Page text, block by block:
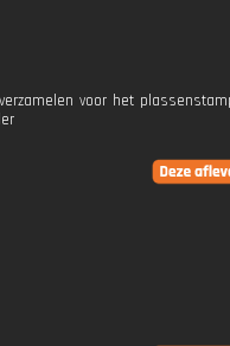
voor het